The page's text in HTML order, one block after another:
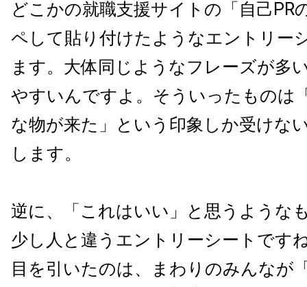
どこかの就職支援サイトの「自己PR
ペして貼り付けたようなエントリー
ます。大体同じようなフレーズが多
やすいんですよ。そういったものは
な物が来た」という印象しか受けな
します。
逆に、「これはいい」と思うような
少し人と違うエントリーシートです
目を引いたのは、まわりのみんなが